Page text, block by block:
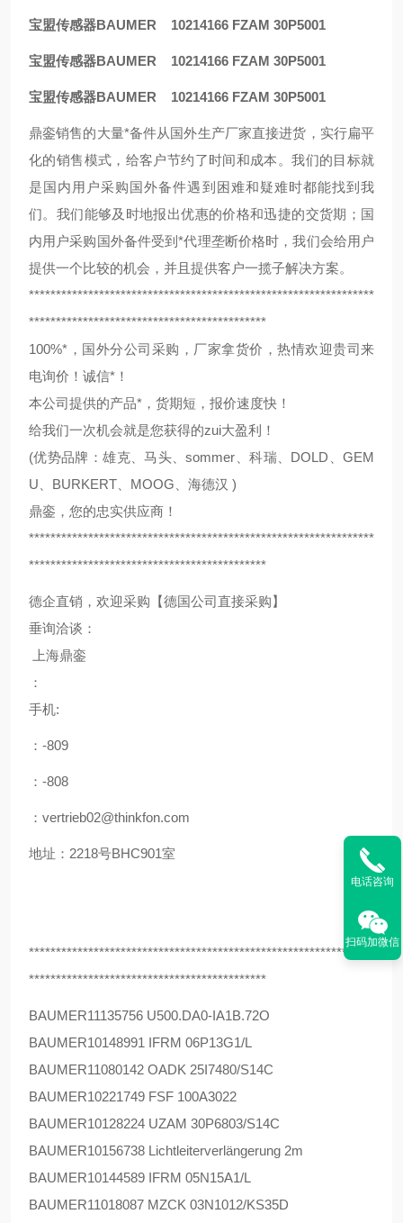
宝盟传感器BAUMER 10214166 FZAM 30P5001
宝盟传感器BAUMER 10214166 FZAM 30P5001
宝盟传感器BAUMER 10214166 FZAM 30P5001
鼎銮销售的大量*备件从国外生产厂家直接进货，实行扁平
化的销售模式，给客户节约了时间和成本。我们的目标就
是国内用户采购国外备件遇到困难和疑难时都能找到我
们。我们能够及时地报出优惠的价格和迅捷的交货期；国
内用户采购国外备件受到*代理垄断价格时，我们会给用户
提供一个比较的机会，并且提供客户一揽子解决方案。
****************************************************************
********************************************
100%*，国外分公司采购，厂家拿货价，热情欢迎贵司来
电询价！诚信*！
本公司提供的产品*，货期短，报价速度快！
给我们一次机会就是您获得的zui大盈利！
(优势品牌：雄克、马头、sommer、科瑞、DOLD、GEM
U、BURKERT、MOOG、海德汉 )
鼎銮，您的忠实供应商！
****************************************************************
********************************************
德企直销，欢迎采购【德国公司直接采购】
垂询洽谈：
上海鼎銮
：
手机:
：-809
：-808
：vertrieb02@thinkfon.com
地址：2218号BHC901室
****************************************************************
********************************************
BAUMER11135756 U500.DA0-IA1B.72O
BAUMER10148991 IFRM 06P13G1/L
BAUMER11080142 OADK 25I7480/S14C
BAUMER10221749 FSF 100A3022
BAUMER10128224 UZAM 30P6803/S14C
BAUMER10156738 Lichtleiterverlängerung 2m
BAUMER10144589 IFRM 05N15A1/L
BAUMER11018087 MZCK 03N1012/KS35D
电话咨询
扫码加微信